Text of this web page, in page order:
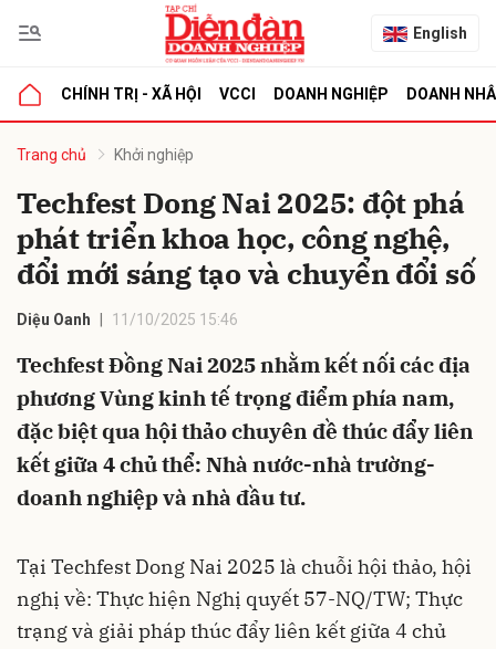
English
CHÍNH TRỊ - XÃ HỘI VCCI DOANH NGHIỆP DOANH
Trang chủ Khởi nghiệp
Techfest Dong Nai 2025: đột phá
phát triển khoa học, công nghệ,
đổi mới sáng tạo và chuyển đổi số
Diệu Oanh 11/10/2025 15:46
Techfest Đồng Nai 2025 nhằm kết nối các địa
phương Vùng kinh tế trọng điểm phía nam,
đặc biệt qua hội thảo chuyên đề thúc đẩy liên
kết giữa 4 chủ thể: Nhà nước-nhà trường-
doanh nghiệp và nhà đầu tư.
Tại Techfest Dong Nai 2025 là chuỗi hội thảo, hội
nghị về: Thực hiện Nghị quyết 57-NQ/TW; Thực
trạng và giải pháp thúc đẩy liên kết giữa 4 chủ
luận
Hủy